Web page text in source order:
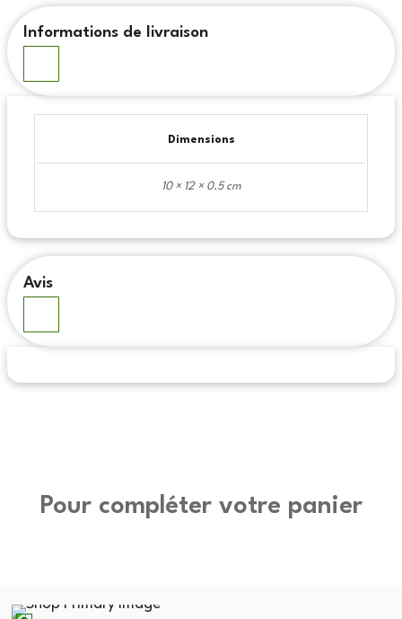
Informations de livraison
Dimensions
10 × 12 × 0.5 cm
Avis
Pour compléter votre panier